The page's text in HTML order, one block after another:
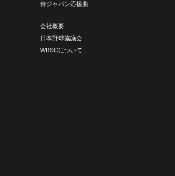
侍ジャパン応援曲
会社概要
日本野球協議会
WBSCについて